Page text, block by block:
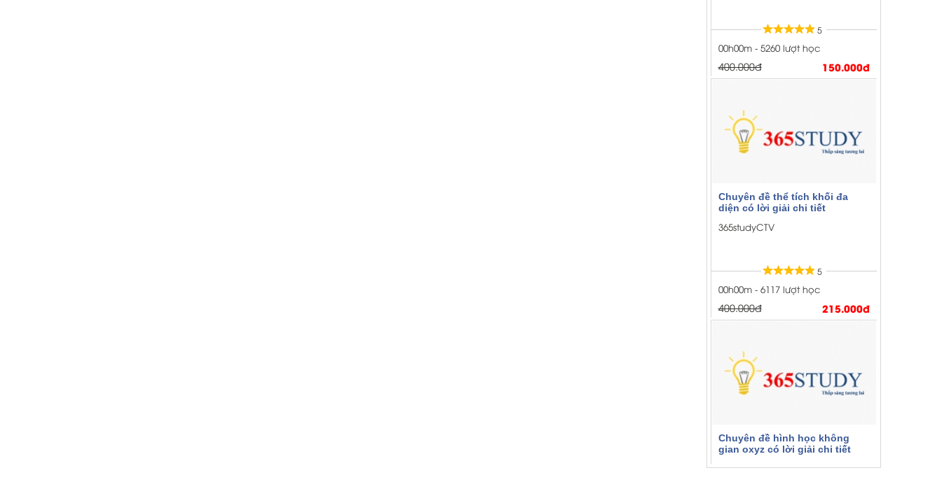
diện có lời giải chi tiết
365studyCTV
00h00m - 6117 lượt học
400.000đ 215.000đ
gian oxyz có lời giải chi tiết
365studyCTV
00h00m - 5092 lượt học
400.000đ 250.000đ